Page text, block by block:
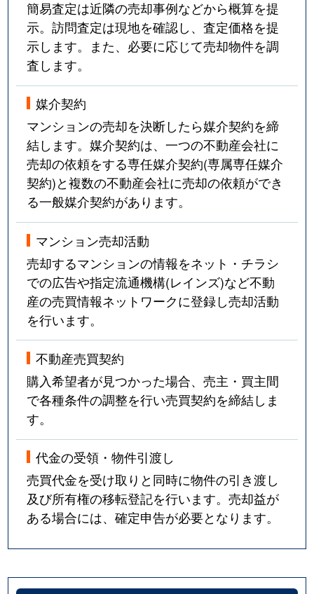
簡易査定は近隣の売却事例などから概算を提
示。訪問査定は現地を確認し、査定価格を提
示します。また、必要に応じて売却物件を調
査します。
媒介契約
マンションの売却を決断したら媒介契約を締
結します。媒介契約は、一つの不動産会社に
売却の依頼をする専任媒介契約(専属専任媒介
契約)と複数の不動産会社に売却の依頼ができ
る一般媒介契約があります。
マンション売却活動
売却するマンションの情報をネット・チラシ
での広告や指定流通機構(レインズ)など不動
産の売買情報ネットワークに登録し売却活動
を行います。
不動産売買契約
購入希望者が見つかった場合、売主・買主間
で各種条件の調整を行い売買契約を締結しま
す。
代金の受領・物件引渡し
売買代金を受け取りと同時に物件の引き渡し
及び所有権の移転登記を行います。売却益が
ある場合には、確定申告が必要となります。